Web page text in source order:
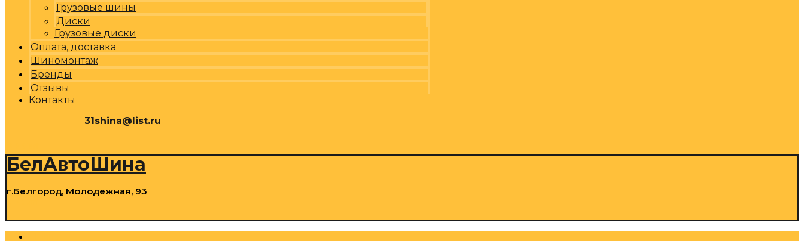
Грузовые шины
Диски
Грузовые диски
Оплата, доставка
Шиномонтаж
Бренды
Отзывы
Контакты
31shina@list.ru
БелАвтоШина
г.Белгород, Молодежная, 93